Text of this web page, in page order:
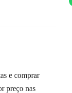
e comprar
preço nas